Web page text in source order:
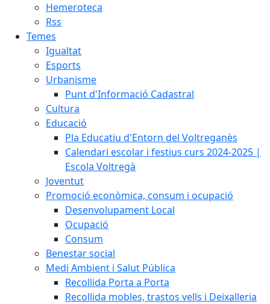
Hemeroteca
Rss
Temes
Igualtat
Esports
Urbanisme
Punt d'Informació Cadastral
Cultura
Educació
Pla Educatiu d'Entorn del Voltreganès
Calendari escolar i festius curs 2024-2025 |
Escola Voltregà
Joventut
Promoció econòmica, consum i ocupació
Desenvolupament Local
Ocupació
Consum
Benestar social
Medi Ambient i Salut Pública
Recollida Porta a Porta
Recollida mobles, trastos vells i Deixalleria